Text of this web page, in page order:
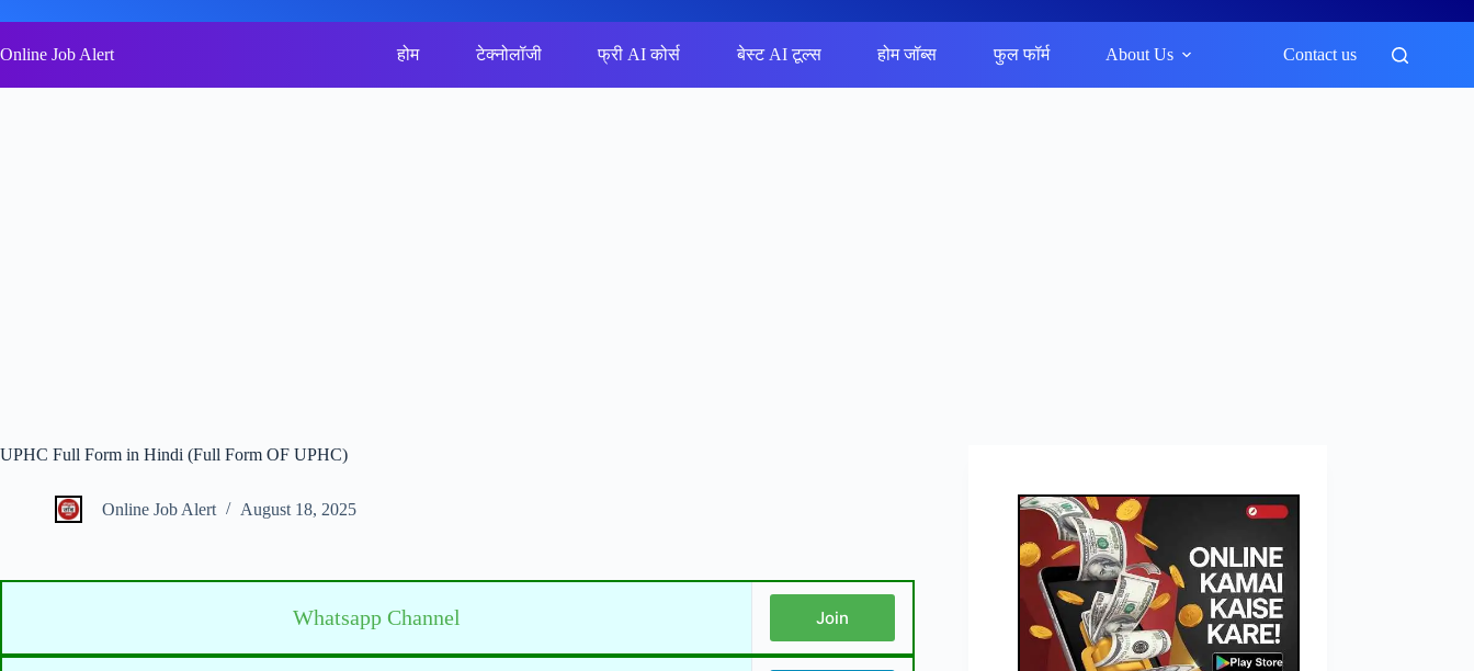
to
content
Online Job Alert होम टेक्नोलॉजी फ्री AI कोर्स बेस्ट AI टूल्स होम जॉब्स फुल फॉर्म About Us Contact us
UPHC Full Form in Hindi (Full Form OF UPHC)
Online Job Alert August 18, 2025
Whatsapp Channel Join